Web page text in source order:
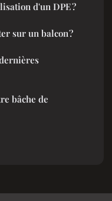
d'un DPE ?
sur un balcon ?
bâche de